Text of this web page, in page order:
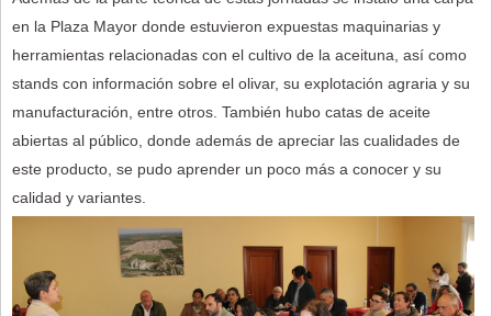
en la Plaza Mayor donde estuvieron expuestas maquinarias y
herramientas relacionadas con el cultivo de la aceituna, así como
stands con información sobre el olivar, su explotación agraria y su
manufacturación, entre otros. También hubo catas de aceite
abiertas al público, donde además de apreciar las cualidades de
este producto, se pudo aprender un poco más a conocer y su
calidad y variantes.